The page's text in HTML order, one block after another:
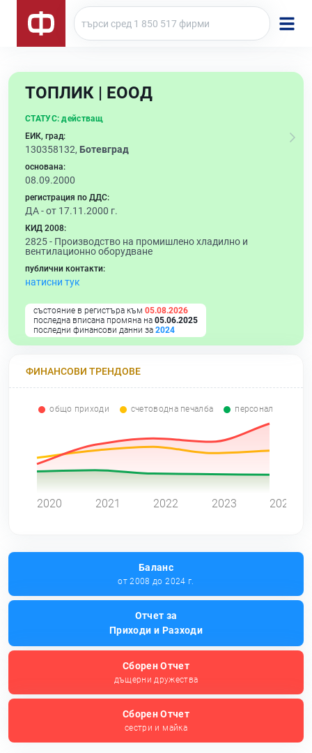
ТОПЛИК | ЕООД
СТАТУС: действащ
ЕИК, град:
130358132, Ботевград
основана:
08.09.2000
регистрация по ДДС:
ДА - от 17.11.2000 г.
КИД 2008:
2825 - Производство на промишлено хладилно и
вентилационно оборудване
публични контакти:
натисни тук
състояние в регистъра към 05.08.2026
последна вписана промяна на 05.06.2025
последни финансови данни за 2024
ФИНАНСОВИ ТРЕНДОВЕ
общо приходи счетоводна печалба персонал
2020 2021 2022 2023 2024
Баланс
от 2008 до 2024 г.
Отчет за
Приходи и Разходи
Сборен Отчет
дъщерни дружества
Сборен Отчет
сестри и майка